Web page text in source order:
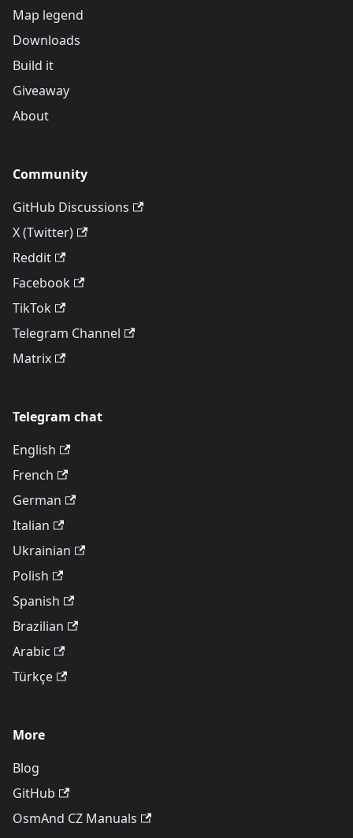
Map legend
Downloads
Build it
Giveaway
About
Community
GitHub Discussions
X (Twitter)
Reddit
Facebook
TikTok
Telegram Channel
Matrix
Telegram chat
English
French
German
Italian
Ukrainian
Polish
Spanish
Brazilian
Arabic
Türkçe
More
Blog
GitHub
OsmAnd CZ Manuals